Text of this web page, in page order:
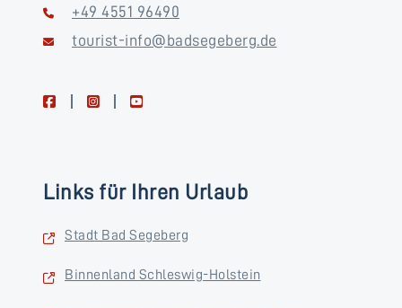
+49 4551 96490
tourist-info@badsegeberg.de
facebookinstagramyoutube
Links für Ihren Urlaub
Stadt Bad Segeberg
Binnenland Schleswig-Holstein